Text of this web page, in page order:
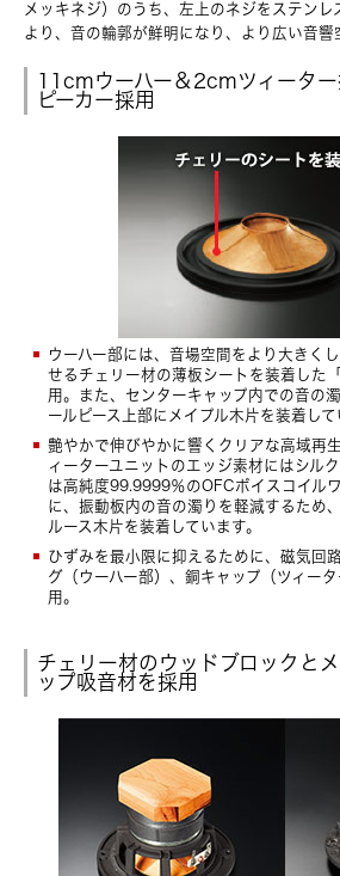
メッキネジ）のうち、左上のネジをステンレ
より、音の輪郭が鮮明になり、より広い音響
11cmウーハー＆2cmツィータ
ピーカー採用
ウーハー部には、音場空間をより大きく
せるチェリー材の薄板シートを装着した
用。また、センターキャップ内での音の
ールピース上部にメイプル木片を装着して
艶やかで伸びやかに響くクリアな高域再
ィーターユニットのエッジ素材にはシル
は高純度99.9999％のOFCボイスコイル
に、振動板内の音の濁りを軽減するため
ルース木片を装着しています。
ひずみを最小限に抑えるために、磁気回
グ（ウーハー部）、銅キャップ（ツィー
用。
チェリー材のウッドブロックと
ップ吸音材を採用